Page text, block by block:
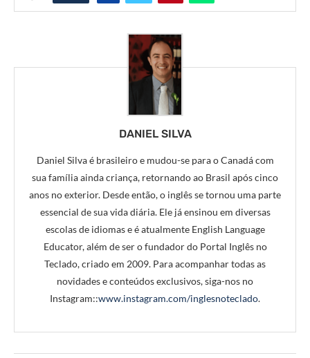
DANIEL SILVA
Daniel Silva é brasileiro e mudou-se para o Canadá com
sua família ainda criança, retornando ao Brasil após cinco
anos no exterior. Desde então, o inglês se tornou uma parte
essencial de sua vida diária. Ele já ensinou em diversas
escolas de idiomas e é atualmente English Language
Educator, além de ser o fundador do Portal Inglês no
Teclado, criado em 2009. Para acompanhar todas as
novidades e conteúdos exclusivos, siga-nos no
Instagram::www.instagram.com/inglesnoteclado.